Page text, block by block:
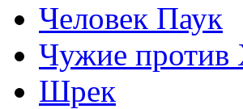
Человек Паук
Чужие
Шрек